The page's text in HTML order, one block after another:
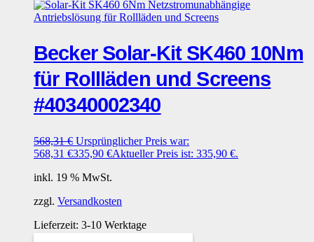
Becker Solar-Kit SK460 10Nm
für Rollläden und Screens
#40340002340
568,31€ Ursprünglicher Preis war:
568,31 €335,90 €Aktueller Preis ist: 335,90 €.
inkl. 19 % MwSt.
zzgl. Versandkosten
Lieferzeit: 3-10 Werktage